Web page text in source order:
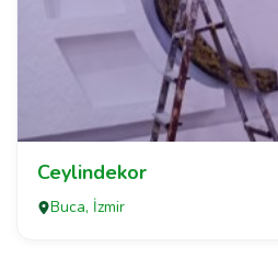
Ceylindekor
Buca, İzmir